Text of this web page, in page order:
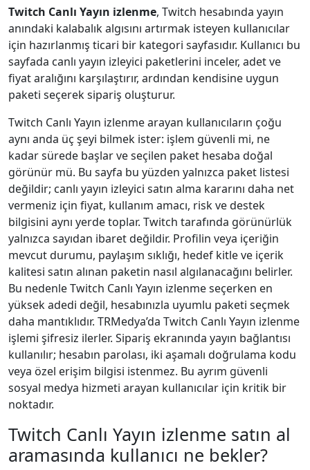
Twitch Canlı Yayın izlenme, Twitch hesabında yayın
anındaki kalabalık algısını artırmak isteyen kullanıcılar
için hazırlanmış ticari bir kategori sayfasıdır. Kullanıcı bu
sayfada canlı yayın izleyici paketlerini inceler, adet ve
fiyat aralığını karşılaştırır, ardından kendisine uygun
paketi seçerek sipariş oluşturur.
Twitch Canlı Yayın izlenme arayan kullanıcıların çoğu
aynı anda üç şeyi bilmek ister: işlem güvenli mi, ne
kadar sürede başlar ve seçilen paket hesaba doğal
görünür mü. Bu sayfa bu yüzden yalnızca paket listesi
değildir; canlı yayın izleyici satın alma kararını daha net
vermeniz için fiyat, kullanım amacı, risk ve destek
bilgisini aynı yerde toplar. Twitch tarafında görünürlük
yalnızca sayıdan ibaret değildir. Profilin veya içeriğin
mevcut durumu, paylaşım sıklığı, hedef kitle ve içerik
kalitesi satın alınan paketin nasıl algılanacağını belirler.
Bu nedenle Twitch Canlı Yayın izlenme seçerken en
yüksek adedi değil, hesabınızla uyumlu paketi seçmek
daha mantıklıdır. TRMedya’da Twitch Canlı Yayın izlenme
işlemi şifresiz ilerler. Sipariş ekranında yayın bağlantısı
kullanılır; hesabın parolası, iki aşamalı doğrulama kodu
veya özel erişim bilgisi istenmez. Bu ayrım güvenli
sosyal medya hizmeti arayan kullanıcılar için kritik bir
noktadır.
Twitch Canlı Yayın izlenme satın al
aramasında kullanıcı ne bekler?